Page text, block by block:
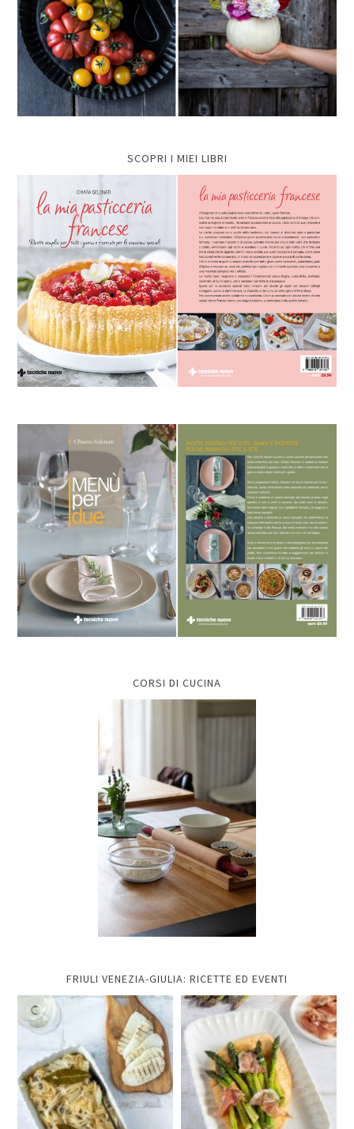
SCOPRI I MIEI LIBRI
CORSI DI CUCINA
FRIULI VENEZIA-GIULIA: RICETTE ED EVENTI